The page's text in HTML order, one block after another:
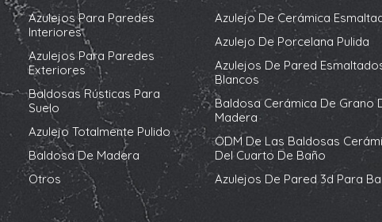
Azulejos Para Paredes
Interiores
Azulejos Para Paredes
Exteriores
Baldosas Rústicas Para
Suelo
Azulejo Totalmente Pulido
Baldosa De Madera
Otros
Azulejo De Cerámica
Azulejo De Porcelana Pulida
Azulejos De Pared
Blancos
Baldosa Cerámica De Grano
Madera
ODM De Las Baldosas
Del Cuarto De Baño
Azulejos De Pared 3d Para